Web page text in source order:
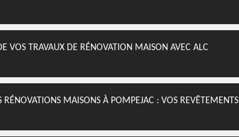
VOS TRAVAUX DE RÉNOVATION MAISON AVEC ALC
MAISONS À POMPEJAC : VOS REVÊTEMENTS